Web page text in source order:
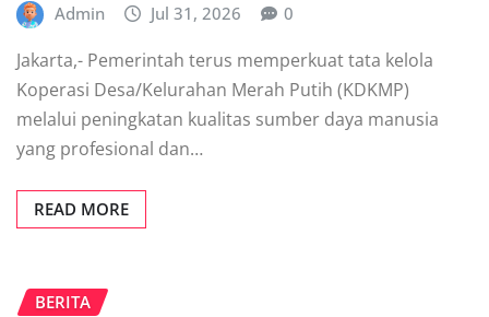
Admin Jul 31, 2026 0
Jakarta,- Pemerintah terus memperkuat tata kelola
Koperasi Desa/Kelurahan Merah Putih (KDKMP)
melalui peningkatan kualitas sumber daya manusia
yang profesional dan…
READ MORE
BERITA